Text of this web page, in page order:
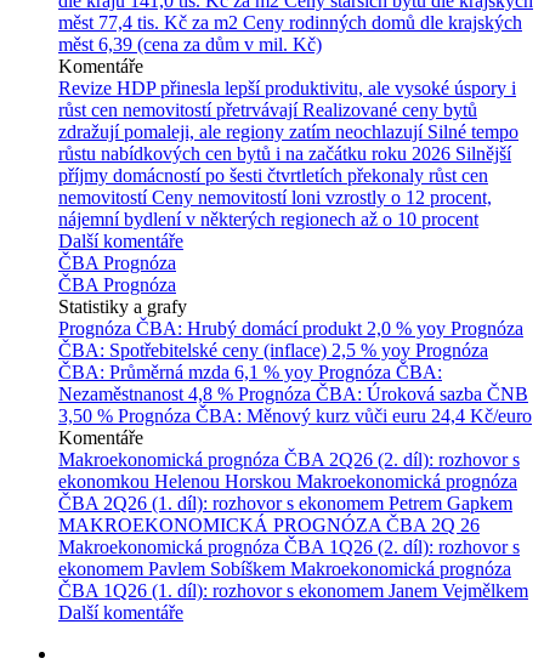
měst 77,4 tis. Kč za m2 Ceny rodinných domů dle krajských
měst 6,39 (cena za dům v mil. Kč)
Komentáře
Revize HDP přinesla lepší produktivitu, ale vysoké úspory i
růst cen nemovitostí přetrvávají Realizované ceny bytů
zdražují pomaleji, ale regiony zatím neochlazují Silné tempo
růstu nabídkových cen bytů i na začátku roku 2026 Silnější
příjmy domácností po šesti čtvrtletích překonaly růst cen
nemovitostí Ceny nemovitostí loni vzrostly o 12 procent,
nájemní bydlení v některých regionech až o 10 procent
Další komentáře
ČBA Prognóza
ČBA Prognóza
Statistiky a grafy
Prognóza ČBA: Hrubý domácí produkt 2,0 % yoy Prognóza
ČBA: Spotřebitelské ceny (inflace) 2,5 % yoy Prognóza
ČBA: Průměrná mzda 6,1 % yoy Prognóza ČBA:
Nezaměstnanost 4,8 % Prognóza ČBA: Úroková sazba ČNB
3,50 % Prognóza ČBA: Měnový kurz vůči euru 24,4 Kč/euro
Komentáře
Makroekonomická prognóza ČBA 2Q26 (2. díl): rozhovor s
ekonomkou Helenou Horskou Makroekonomická prognóza
ČBA 2Q26 (1. díl): rozhovor s ekonomem Petrem Gapkem
MAKROEKONOMICKÁ PROGNÓZA ČBA 2Q 26
Makroekonomická prognóza ČBA 1Q26 (2. díl): rozhovor s
ekonomem Pavlem Sobíškem Makroekonomická prognóza
ČBA 1Q26 (1. díl): rozhovor s ekonomem Janem Vejmělkem
Další komentáře